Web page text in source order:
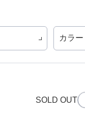
カラー
SOLD OUT